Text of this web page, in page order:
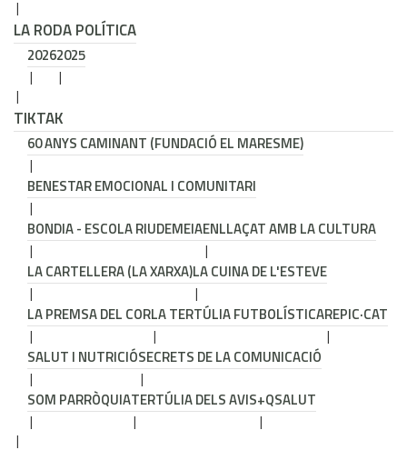
LA RODA POLÍTICA
20262025
TIKTAK
60 ANYS CAMINANT (FUNDACIÓ EL MARESME)
BENESTAR EMOCIONAL I COMUNITARI
BONDIA - ESCOLA RIUDEMEIAENLLAÇAT AMB LA CULTURA
LA CARTELLERA (LA XARXA)LA CUINA DE L'ESTEVE
LA PREMSA DEL CORLA TERTÚLIA FUTBOLÍSTICAREPIC·CAT
SALUT I NUTRICIÓSECRETS DE LA COMUNICACIÓ
SOM PARRÒQUIATERTÚLIA DELS AVIS+QSALUT